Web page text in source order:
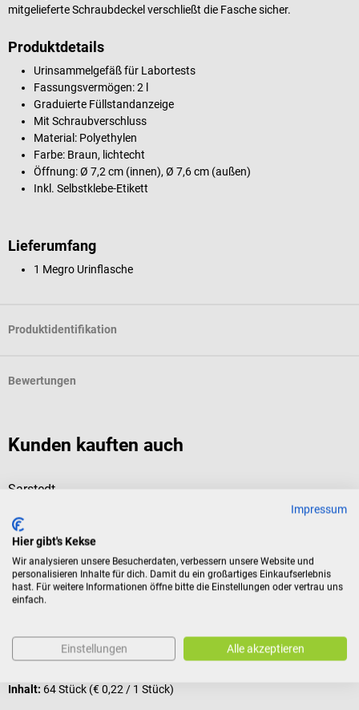
mitgelieferte Schraubdeckel verschließt die Fasche sicher.
Produktdetails
Urinsammelgefäß für Labortests
Fassungsvermögen: 2 l
Graduierte Füllstandanzeige
Mit Schraubverschluss
Material: Polyethylen
Farbe: Braun, lichtecht
Öffnung: Ø 7,2 cm (innen), Ø 7,6 cm (außen)
Inkl. Selbstklebe-Etikett
Lieferumfang
1 Megro Urinflasche
Produktidentifikation
Bewertungen
Kunden kauften auch
Sarstedt
Medizinische Röhrchen zum sicheren Aufziehen von Urin
Durchschnittliche Bewertung von 5 von 5 Sternen
Inhalt: 64 Stück (€ 0,22 / 1 Stück)
Impressum
Hier gibt's Kekse
Wir analysieren unsere Besucherdaten, verbessern unsere Website und
personalisieren Inhalte für dich. Damit du ein großartiges Einkaufserlebnis
hast. Für weitere Informationen öffne bitte die Einstellungen oder vertrau uns
einfach.
Einstellungen Alle akzeptieren